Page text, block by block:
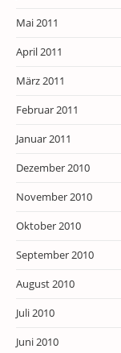
Mai 2011
April 2011
März 2011
Februar 2011
Januar 2011
Dezember 2010
November 2010
Oktober 2010
September 2010
August 2010
Juli 2010
Juni 2010